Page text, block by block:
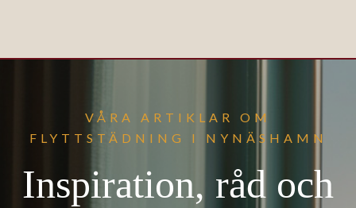
VÅRA ARTIKLAR OM
FLYTTSTÄDNING I NYNÄSHAMN
Inspiration, råd och